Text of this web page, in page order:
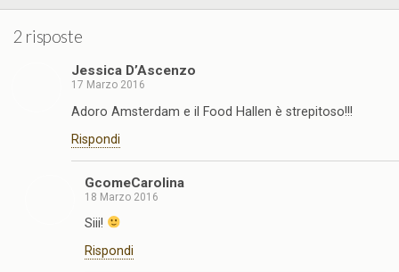
2 risposte
Jessica D’Ascenzo
17 Marzo 2016
Adoro Amsterdam e il Food Hallen è strepitoso!!!
Rispondi
GcomeCarolina
18 Marzo 2016
Siii!
Rispondi